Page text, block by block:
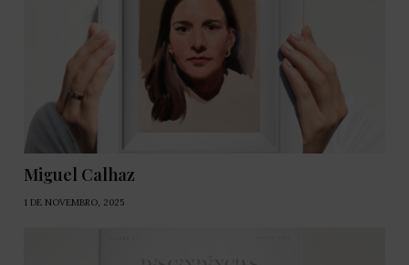
Miguel Calhaz
1 DE NOVEMBRO, 2025